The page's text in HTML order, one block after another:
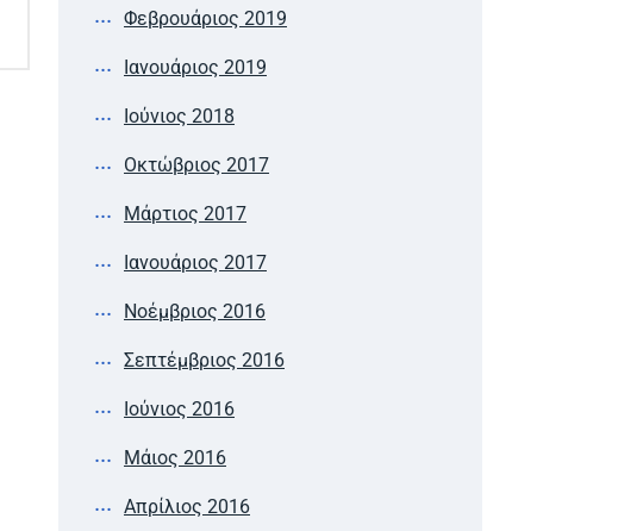
Φεβρουάριος 2019
Ιανουάριος 2019
Ιούνιος 2018
Οκτώβριος 2017
Μάρτιος 2017
Ιανουάριος 2017
Νοέμβριος 2016
Σεπτέμβριος 2016
Ιούνιος 2016
Μάιος 2016
Απρίλιος 2016